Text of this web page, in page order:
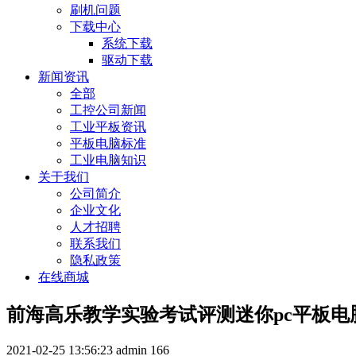
刷机问题
下载中心
系统下载
驱动下载
新闻资讯
全部
工控公司新闻
工业平板资讯
平板电脑标准
工业电脑知识
关于我们
公司简介
企业文化
人才招聘
联系我们
隐私政策
在线商城
前海高乐教学实验考试评测迷你pc平板电
2021-02-25 13:56:23 admin 166